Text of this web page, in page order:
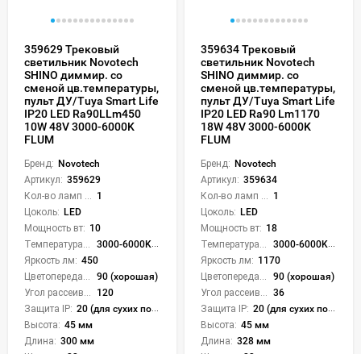
359629 Трековый
светильник Novotech
SHINO диммир. со
сменой цв.температуры,
пульт ДУ/Tuya Smart Life
IP20 LED Ra90LLm450
10W 48V 3000-6000K
FLUM
Бренд: Novotech
Артикул: 359629
1
Цоколь: LED
Мощность вт: 10
3000-6000K (плавная рег.)
Яркость лм: 450
90 (хорошая)
120
Защита IP: 20 (для сухих пом.)
Высота: 45 мм
Длина: 300 мм
359634 Трековый
светильник Novotech
SHINO диммир. со
сменой цв.температуры,
пульт ДУ/Tuya Smart Life
IP20 LED Ra90 Lm1170
18W 48V 3000-6000K
FLUM
Бренд: Novotech
Артикул: 359634
1
Цоколь: LED
Мощность вт: 18
3000-6000K (плавная рег.)
Яркость лм: 1170
90 (хорошая)
36
Защита IP: 20 (для сухих пом.)
Высота: 45 мм
Длина: 328 мм